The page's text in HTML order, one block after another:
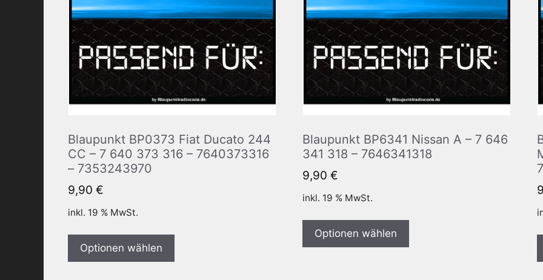
Blaupunkt BP0373 Fiat Ducato 244
CC – 7 640 373 316 – 7640373316
– 7353243970
9,90 €
inkl. 19 % MwSt.
Optionen wählen
Blaupunkt BP6341 Nissan A – 7 646
341 318 – 7646341318
9,90 €
inkl. 19 % MwSt.
Optionen wählen